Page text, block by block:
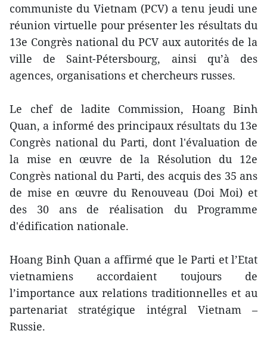
communiste du Vietnam (PCV) a tenu jeudi une
réunion virtuelle pour présenter les résultats du
13e Congrès national du PCV aux autorités de la
ville de Saint-Pétersbourg, ainsi qu’à des
agences, organisations et chercheurs russes.
Le chef de ladite Commission, Hoang Binh
Quan, a informé des principaux résultats du 13e
Congrès national du Parti, dont l'évaluation de
la mise en œuvre de la Résolution du 12e
Congrès national du Parti, des acquis des 35 ans
de mise en œuvre du Renouveau (Doi Moi) et
des 30 ans de réalisation du Programme
d'édification nationale.
Hoang Binh Quan a affirmé que le Parti et l’Etat
vietnamiens accordaient toujours de
l’importance aux relations traditionnelles et au
partenariat stratégique intégral Vietnam –
Russie.